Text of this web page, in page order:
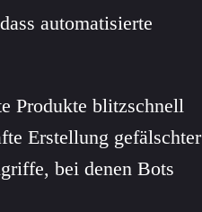
automatisierte
Produkte blitzschnell
Erstellung gefälschter
bei denen Bots